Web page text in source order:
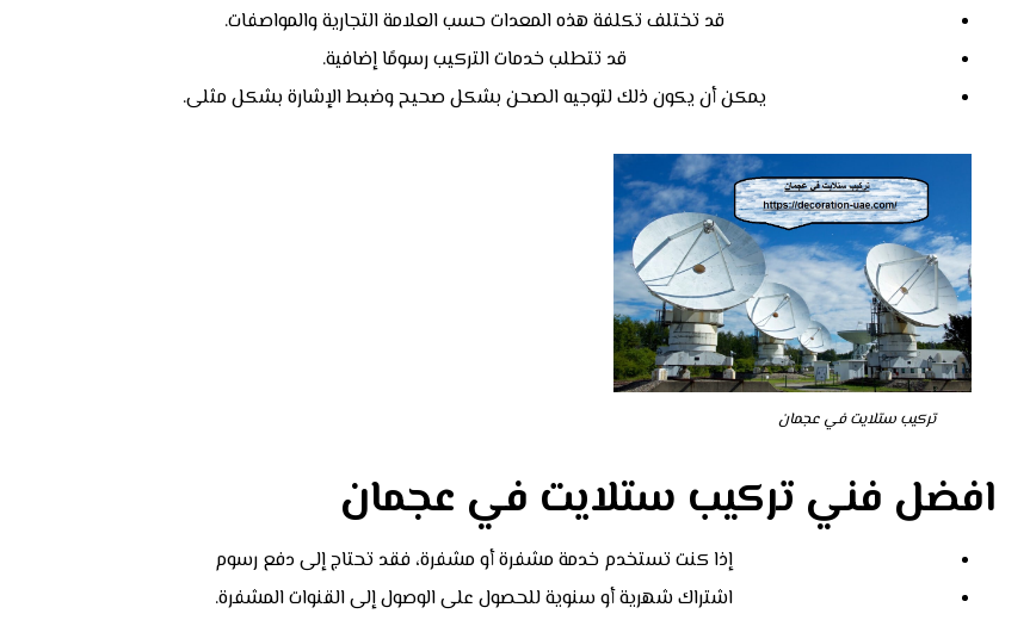
قد تختلف تكلفة هذه المعدات حسب العلامة التجارية والمواصفات.
قد تتطلب خدمات التركيب رسومًا إضافية.
يمكن أن يكون ذلك لتوجيه الصحن بشكل صحيح وضبط الإشارة بشكل مثلى.
تركيب ستلايت في عجمان
افضل فني تركيب ستلايت في عجمان
إذا كنت تستخدم خدمة مشفرة أو مشفرة، فقد تحتاج إلى دفع رسوم
اشتراك شهرية أو سنوية للحصول على الوصول إلى القنوات المشفرة.